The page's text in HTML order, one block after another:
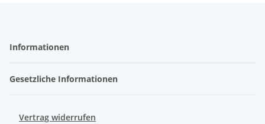
Informationen
Gesetzliche Informationen
Vertrag widerrufen